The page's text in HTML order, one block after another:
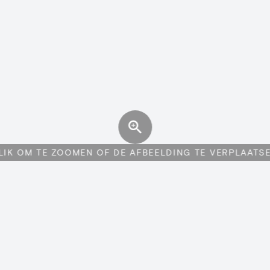
OM TE ZOOMEN OF DE AFBEELDING TE